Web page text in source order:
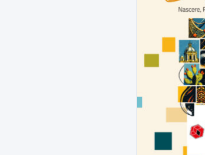
6 AGOSTO 2026
Inaugurato il
SS212
Un nuovo
Sannio e